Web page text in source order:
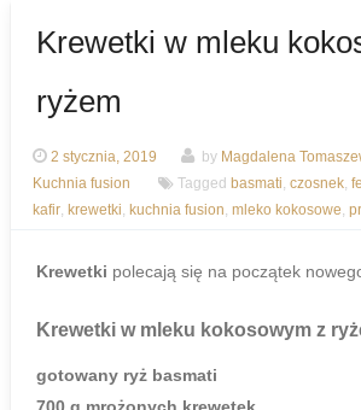
Krewetki w mleku
ryżem
2 stycznia, 2019 by Magdalena
Kuchnia fusion
Tagged basmati, czosnek,
kafir, krewetki, kuchnia fusion, mleko kokosowe,
Krewetki polecają się na początek
Krewetki w mleku kokosowym z
gotowany ryż basmati